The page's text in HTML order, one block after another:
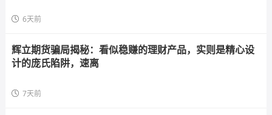
6天前
辉立期货骗局揭秘：看似稳赚的理财产品，实则是精心设
计的庞氏陷阱，速离
7天前